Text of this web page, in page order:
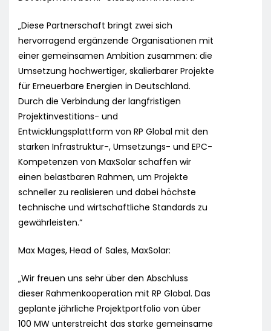
„Diese Partnerschaft bringt zwei sich
hervorragend ergänzende Organisationen mit
einer gemeinsamen Ambition zusammen: die
Umsetzung hochwertiger, skalierbarer Projekte
für Erneuerbare Energien in Deutschland.
Durch die Verbindung der langfristigen
Projektinvestitions- und
Entwicklungsplattform von RP Global mit den
starken Infrastruktur-, Umsetzungs- und EPC-
Kompetenzen von MaxSolar schaffen wir
einen belastbaren Rahmen, um Projekte
schneller zu realisieren und dabei höchste
technische und wirtschaftliche Standards zu
gewährleisten.“
Max Mages, Head of Sales, MaxSolar:
„Wir freuen uns sehr über den Abschluss
dieser Rahmenkooperation mit RP Global. Das
geplante jährliche Projektportfolio von über
100 MW unterstreicht das starke gemeinsame